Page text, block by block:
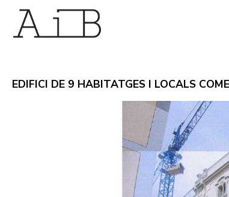
EDIFICI DE 9 HABITATGES I LOCALS